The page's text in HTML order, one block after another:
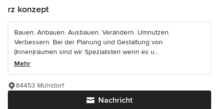
rz konzept
Bauen. Anbauen. Ausbauen. Verändern. Umnutzen.
Verbessern. Bei der Planung und Gestaltung von
(Innen)räumen sind wir Spezialisten wenn es u...
Mehr
Nachricht
84453 Mühldorf